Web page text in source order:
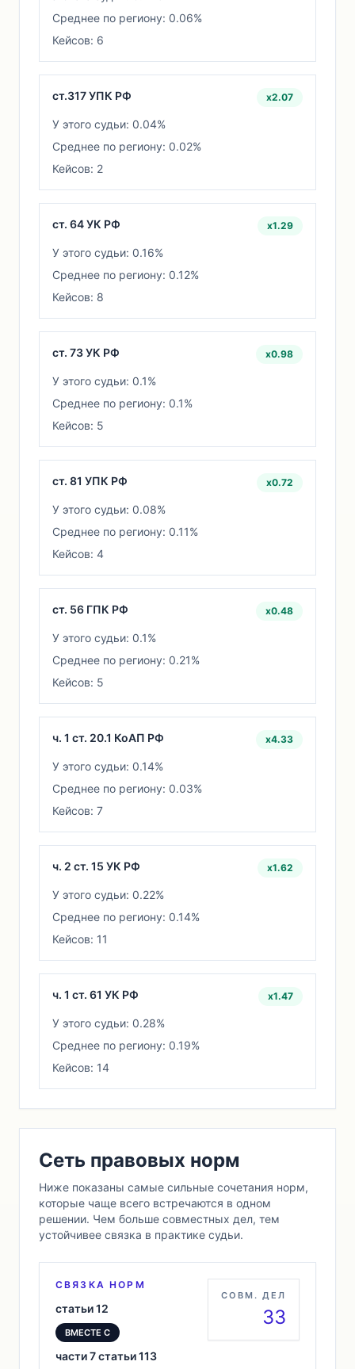
Среднее по региону: 0.06%
Кейсов: 6
ст.317 УПК РФ x2.07
У этого судьи: 0.04%
Среднее по региону: 0.02%
Кейсов: 2
ст. 64 УК РФ x1.29
У этого судьи: 0.16%
Среднее по региону: 0.12%
Кейсов: 8
ст. 73 УК РФ x0.98
У этого судьи: 0.1%
Среднее по региону: 0.1%
Кейсов: 5
ст. 81 УПК РФ x0.72
У этого судьи: 0.08%
Среднее по региону: 0.11%
Кейсов: 4
ст. 56 ГПК РФ x0.48
У этого судьи: 0.1%
Среднее по региону: 0.21%
Кейсов: 5
ч. 1 ст. 20.1 КоАП РФ x4.33
У этого судьи: 0.14%
Среднее по региону: 0.03%
Кейсов: 7
ч. 2 ст. 15 УК РФ x1.62
У этого судьи: 0.22%
Среднее по региону: 0.14%
Кейсов: 11
ч. 1 ст. 61 УК РФ x1.47
У этого судьи: 0.28%
Среднее по региону: 0.19%
Кейсов: 14
Сеть правовых норм
Ниже показаны самые сильные сочетания норм,
которые чаще всего встречаются в одном
решении. Чем больше совместных дел, тем
устойчивее связка в практике судьи.
СВЯЗКА НОРМ
статьи 12
ВМЕСТЕ С
части 7 статьи 113
СОВМ. ДЕЛ
33